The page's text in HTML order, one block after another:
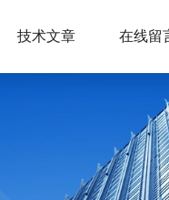
技术文章 在线留